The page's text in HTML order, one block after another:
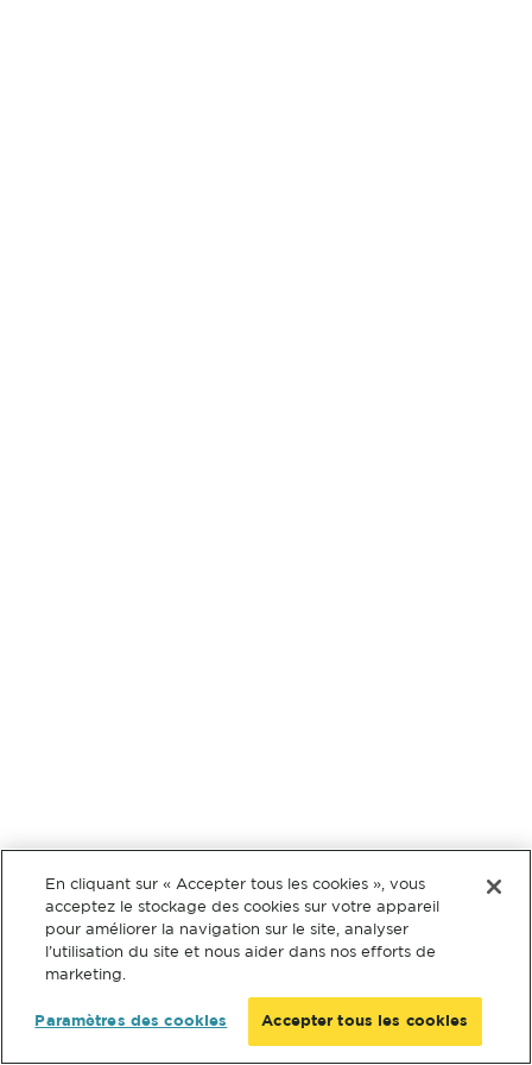
En cliquant sur « Accepter tous les cookies », vous
acceptez le stockage des cookies sur votre appareil
pour améliorer la navigation sur le site, analyser
l’utilisation du site et nous aider dans nos efforts de
marketing.
Paramètres des cookies Accepter tous les cookies